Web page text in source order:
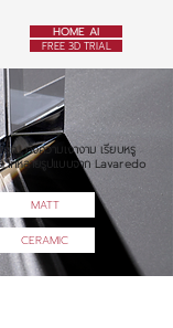
HOME AI
FREE 3D TRIAL
ณ ทั้งความเงางาม เรียบหรู
กหลายรูปแบบจาก Lavaredo
MATT
CERAMIC